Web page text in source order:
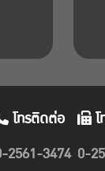
โทรติดต่อ
2561-3474
โ
0-